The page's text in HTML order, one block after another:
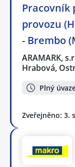
Pracovník
provozu
- Brembo
ARAMARK,
Hrabová,
Plný
Zveřejněno: 3.